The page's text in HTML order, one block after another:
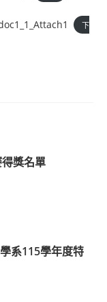
下
獎名單
系115學年度特